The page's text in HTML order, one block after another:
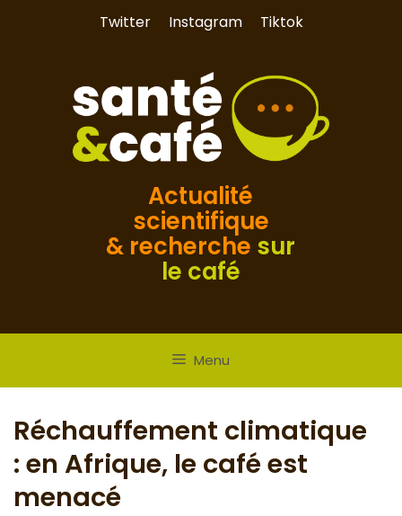
Twitter Instagram Tiktok
Actualité
scientifique
& recherche sur
le café
Menu
Réchauffement climatique
: en Afrique, le café est
menacé